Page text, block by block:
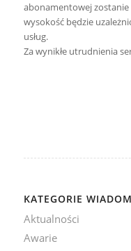
abonamentowej
wysokość będzie
usług.
Za wynikłe utrudnienia
KATEGORIE
Aktualności
Awarie